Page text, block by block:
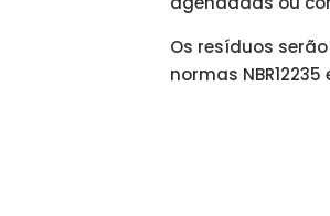
Os resíduos
normas